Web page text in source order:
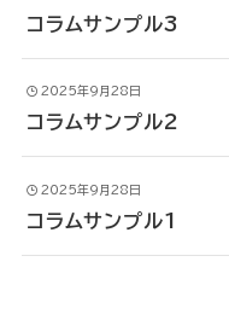
コラムサンプル3
2025年9月28日
コラムサンプル2
2025年9月28日
コラムサンプル1